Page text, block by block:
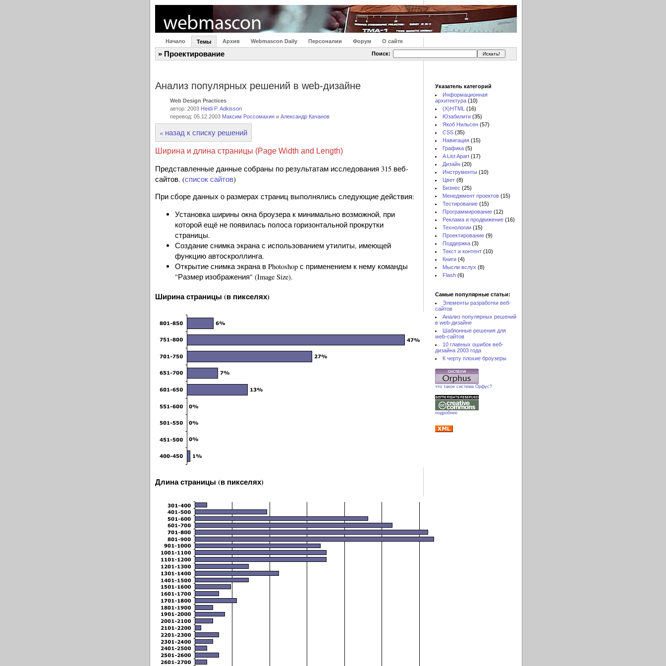
Начало Темы Архив Webmascon Daily Персоналии Форум О сайте
» Проектирование Поиск:
Анализ популярных решений в web-дизайне
Web Design Practices
автор: 2003 Heidi P. Adkisson
перевод: 05.12.2003 Максим Россомахин и Александр Качанов
« назад к списку решений
Ширина и длина страницы (Page Width and Length)
Представленные данные собраны по результатам исследования 315 веб-
сайтов. (список сайтов)
При сборе данных о размерах страниц выполнялись следующие действия:
Установка ширины окна броузера к минимально возможной, при
которой ещё не появилась полоса горизонтальной прокрутки
страницы.
Создание снимка экрана с использованием утилиты, имеющей
функцию автоскроллинга.
Открытие снимка экрана в Photoshop с применением к нему команды
"Размер изображения" (Image Size).
Ширина страницы (в пикселях)
Длина страницы (в пикселях)
Указатель категорий
Информационная
архитектура (10)
(X)HTML
(16)
Юзабилити (35)
Якоб Нильсен (57)
CSS (35)
Навигация (15)
Графика (5)
A List Apart (17)
Дизайн (20)
Инструменты (10)
Цвет (8)
Бизнес (25)
Менеджмент проектов (15)
Тестирование (15)
Программирование (12)
Реклама и продвижение (16)
Технологии (15)
Проектирование (9)
Поддержка (3)
Текст и контент (10)
Книги (4)
Мысли вслух (8)
Flash (6)
Самые популярные статьи:
Элементы разработки веб-
сайтов
Анализ популярных решений
в web-дизайне
Шаблонные решения для
web-сайтов
10 главных ошибок веб-
дизайна 2003 года
К черту плохие броузеры
что такое система Орфус?
подробнее